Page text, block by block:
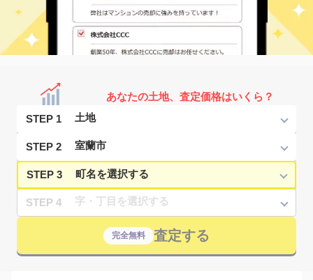
あなたの土地、査定価格はいくら？
STEP 1
STEP 2
STEP 3
STEP 4
完全無料 査定する